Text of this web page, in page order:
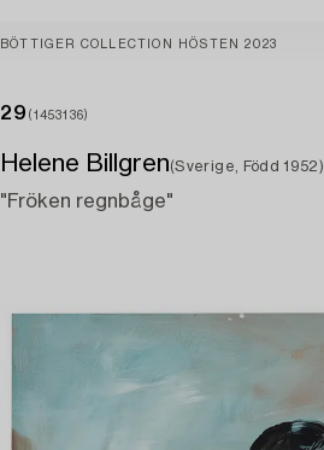
BÖTTIGER COLLECTION HÖSTEN 2023
29 (1453136)
Helene Billgren(Sverige, Född 1952)
"Fröken regnbåge"